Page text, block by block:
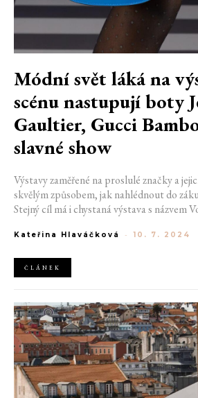
Módní svět láká na
scénu nastupují boty
Gaultier, Gucci
slavné show
Výstavy zaměřené na proslulé značky a
skvělým způsobem, jak nahlédnout do
Stejný cíl má i chystaná výstava s názvem
exhibici o ikonických botách Jean Paul
Kateřina Hlaváčková - 10. 7. 2024
ČLÁNEK